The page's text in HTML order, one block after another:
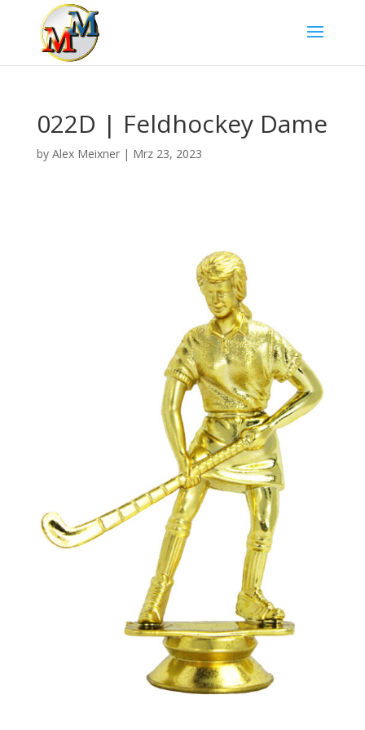
022D | Feldhockey Dame
by Alex Meixner| Mrz 23, 2023